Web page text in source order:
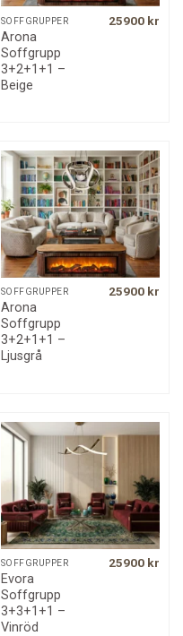
SOFFGRUPPER
Arona
Soffgrupp
3+2+1+1 –
Beige
25900 kr
SOFFGRUPPER
Arona
Soffgrupp
3+2+1+1 –
Ljusgrå
25900 kr
SOFFGRUPPER
Evora
Soffgrupp
3+3+1+1 –
Vinröd
25900 kr